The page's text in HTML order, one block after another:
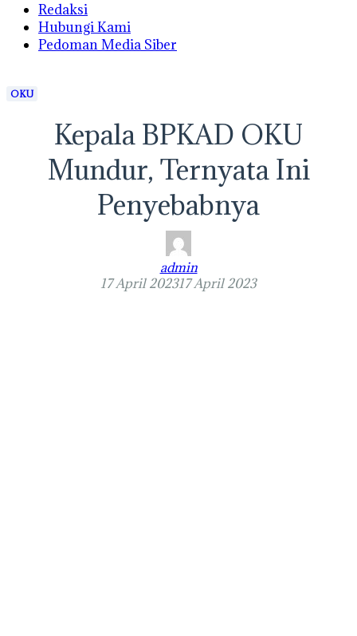
Redaksi
Hubungi Kami
Pedoman Media Siber
OKU
Kepala BPKAD OKU
Mundur, Ternyata Ini
Penyebabnya
admin
17 April 202317 April 2023